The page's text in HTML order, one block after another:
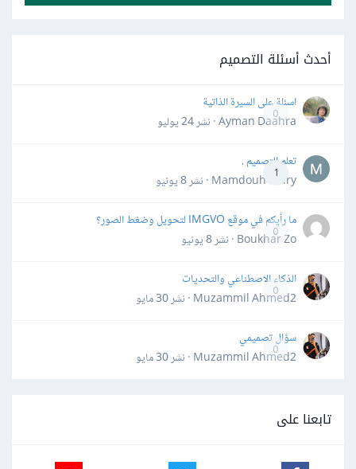
أحدث أسئلة التصميم
0
اسئلة على السيرة الذاتية
Ayman Daahra · نشر
24 يوليو
1
تعلم التصميم .
Mamdouh Khiry · نشر
8 يونيو
0
ما رأيكم في موقع IMGVO لتحويل وضغط الصور؟
Boukhar Zo · نشر
8 يونيو
0
الذكاء الاصطناعي والتحديات
Muzammil Ahmed2 · نشر
30 مايو
0
سؤال تصميمي
Muzammil Ahmed2 · نشر
30 مايو
تابعنا على